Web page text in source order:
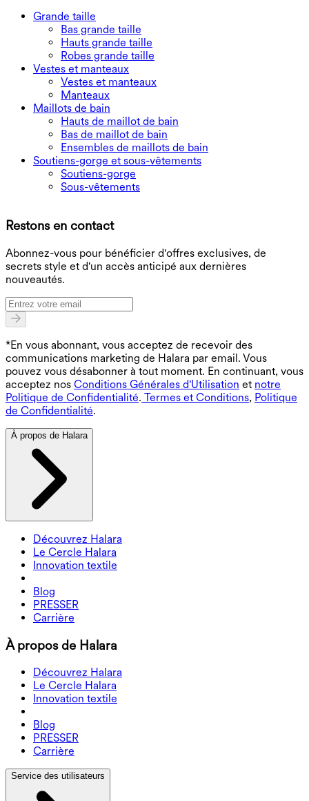
Grande taille
Bas grande taille
Hauts grande taille
Robes grande taille
Vestes et manteaux
Vestes et manteaux
Manteaux
Maillots de bain
Hauts de maillot de bain
Bas de maillot de bain
Ensembles de maillots de bain
Soutiens-gorge et sous-vêtements
Soutiens-gorge
Sous-vêtements
Restons en contact
Abonnez-vous pour bénéficier d'offres exclusives, de
secrets style et d'un accès anticipé aux dernières
nouveautés.
*En vous abonnant, vous acceptez de recevoir des
communications marketing de Halara par email. Vous
pouvez vous désabonner à tout moment. En continuant, vous
acceptez nos Conditions Générales d'Utilisation et notre
Politique de Confidentialité. Termes et Conditions, Politique
de Confidentialité.
À propos de Halara
Découvrez Halara
Le Cercle Halara
Innovation textile
Blog
PRESSER
Carrière
À propos de Halara
Découvrez Halara
Le Cercle Halara
Innovation textile
Blog
PRESSER
Carrière
Service des utilisateurs